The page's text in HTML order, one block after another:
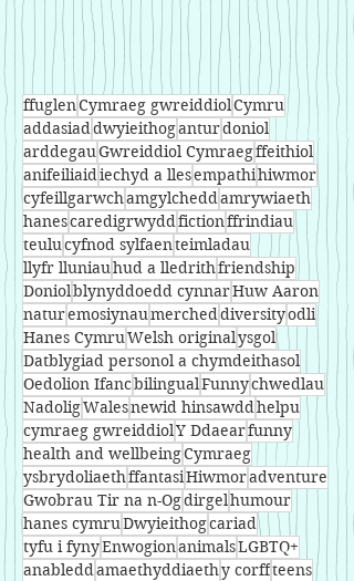
ffuglenCymraeg gwreiddiolCymru
addasiaddwyieithoganturdoniol
arddegauGwreiddiol Cymraegffeithiol
anifeiliaidiechyd a llesempathihiwmor
cyfeillgarwchamgylcheddamrywiaeth
hanescaredigrwyddfictionffrindiau
teulucyfnod sylfaenteimladau
llyfr lluniauhud a lledrithfriendship
Doniolblynyddoedd cynnarHuw Aaron
naturemosiynaumercheddiversityodli
Hanes CymruWelsh originalysgol
Datblygiad personol a chymdeithasol
Oedolion IfancbilingualFunnychwedlau
NadoligWalesnewid hinsawddhelpu
cymraeg gwreiddiolY Ddaearfunny
health and wellbeingCymraeg
ysbrydoliaethffantasiHiwmoradventure
Gwobrau Tir na n-Ogdirgelhumour
hanes cymruDwyieithogcariad
tyfu i fynyEnwogionanimalsLGBTQ+
anableddamaethyddiaethy corffteens